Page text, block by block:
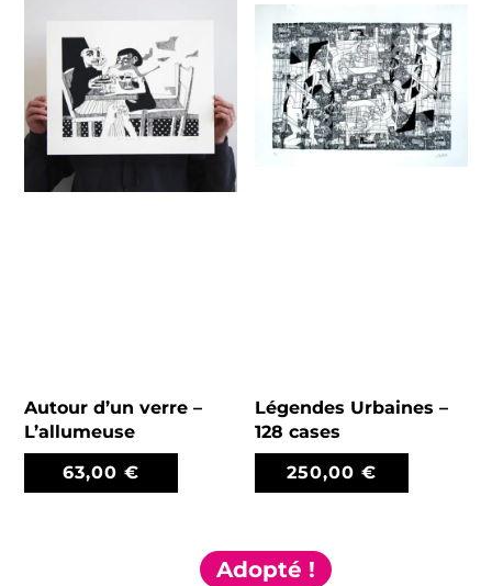
Autour d’un verre –
L’allumeuse
63,00€
Légendes Urbaines –
128 cases
250,00€
Adopté !